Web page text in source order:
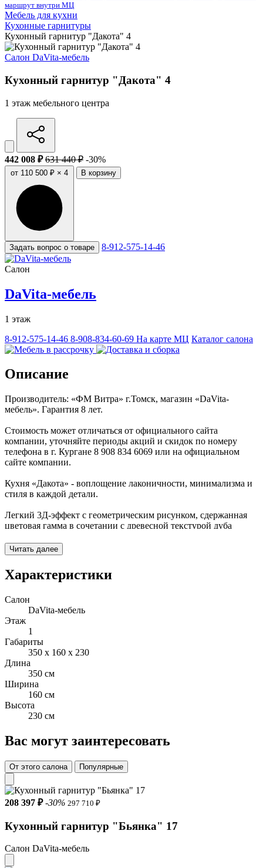
маршрут внутри МЦ
Мебель для кухни
Кухонные гарнитуры
Кухонный гарнитур "Дакота" 4
Салон DaVita-мебель
Кухонный гарнитур "Дакота" 4
1 этаж мебельного центра
442 008 ₽ 631 440 ₽ -30%
от 110 500 ₽ × 4 В корзину
Задать вопрос о товаре 8-912-575-14-46
Салон
DaVita-мебель
1 этаж
8-912-575-14-46 8-908-834-60-69 На карте МЦ Каталог салона
Описание
Производитель: «ФМ Витра» г.Томск, магазин «DaVita-
мебель». Гарантия 8 лет.
Стоимость может отличаться от официального сайта
компании, уточняйте периоды акций и скидок по номеру
телефона в г. Кургане 8 908 834 6069 или на официальном
сайте компании.
Кухня «Дакота» - воплощение лаконичности, минимализма и
стиля в каждой детали.
Легкий 3Д-эффект с геометрическим рисунком, сдержанная
цветовая гамма в сочетании с древесной текстурой дуба
элементы добавят выразительности и индивидуальности.
Дизайн столов с открыванием без использования лицевой
фурнитуры поможет кухне стать просторнее, а так же
Ширина напольных шкафов с учетом размеров барной
столешницы – 3500х1600 мм. Ширина навесных шкафов –
3200 мм.
Основные материалы:
ЛДСП 16 мм
МДФ 6 и 16 мм
Читать далее
Характеристики
Салон
DaVita-мебель
Этаж
1
Габариты
350 x 160 x 230
Длина
350 см
Ширина
160 см
Высота
230 см
Вас могут заинтересовать
От этого салона Популярные
208 397 ₽ -30% 297 710 ₽
Кухонный гарнитур "Бьянка" 17
Салон DaVita-мебель